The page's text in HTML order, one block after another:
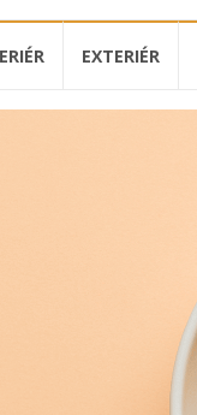
EXTERIÉR